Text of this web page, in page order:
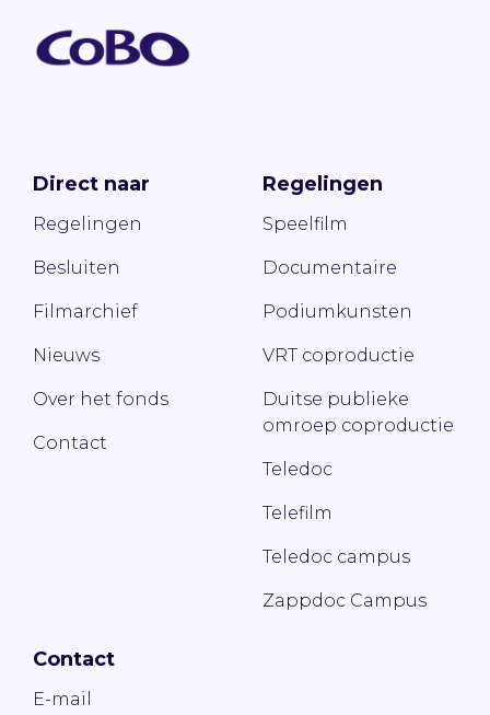
Direct naar
Regelingen
Besluiten
Filmarchief
Nieuws
Over het fonds
Contact
Regelingen
Speelfilm
Documentaire
Podiumkunsten
VRT coproductie
Duitse publieke
omroep coproductie
Teledoc
Telefilm
Teledoc campus
Zappdoc Campus
Contact
E-mail